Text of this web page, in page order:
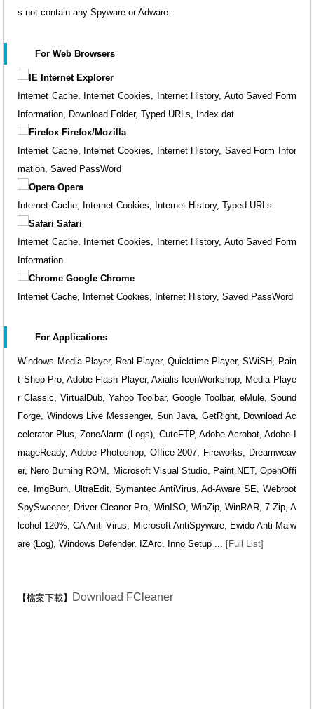
s not contain any Spyware or Adware.
For Web Browsers
Internet Explorer
Internet Cache, Internet Cookies, Internet History, Auto Saved Form
Information, Download Folder, Typed URLs, Index.dat
Firefox/Mozilla
Internet Cache, Internet Cookies, Internet History, Saved Form Infor
mation, Saved PassWord
Opera
Internet Cache, Internet Cookies, Internet History, Typed URLs
Safari
Internet Cache, Internet Cookies, Internet History, Auto Saved Form
Information
Google Chrome
Internet Cache, Internet Cookies, Internet History, Saved PassWord
For Applications
Windows Media Player, Real Player, Quicktime Player, SWiSH, Pain
t Shop Pro, Adobe Flash Player, Axialis IconWorkshop, Media Playe
r Classic, VirtualDub, Yahoo Toolbar, Google Toolbar, eMule, Sound
Forge, Windows Live Messenger, Sun Java, GetRight, Download Ac
celerator Plus, ZoneAlarm (Logs), CuteFTP, Adobe Acrobat, Adobe I
mageReady, Adobe Photoshop, Office 2007, Fireworks, Dreamweav
er, Nero Burning ROM, Microsoft Visual Studio, Paint.NET, OpenOffi
ce, ImgBurn, UltraEdit, Symantec AntiVirus, Ad-Aware SE, Webroot
SpySweeper, Driver Cleaner Pro, WinISO, WinZip, WinRAR, 7-Zip, A
lcohol 120%, CA Anti-Virus, Microsoft AntiSpyware, Ewido Anti-Malw
are (Log), Windows Defender, IZArc, Inno Setup ... [Full List]
【檔案下載】 Download FCleaner